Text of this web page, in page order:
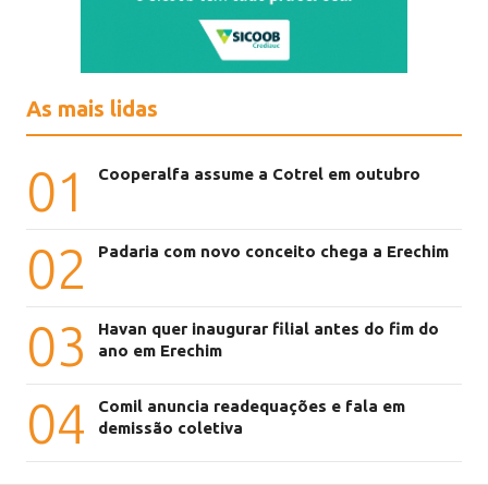
As mais lidas
01 Cooperalfa assume a Cotrel em outubro
02 Padaria com novo conceito chega a Erechim
03
Havan quer inaugurar filial antes do fim do
ano em Erechim
04
Comil anuncia readequações e fala em
demissão coletiva